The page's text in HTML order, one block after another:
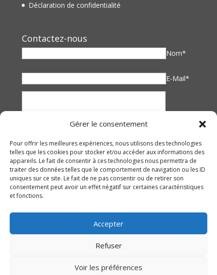
Gérer le consentement
Pour offrir les meilleures expériences, nous utilisons des technologies
telles que les cookies pour stocker et/ou accéder aux informations des
appareils. Le fait de consentir à ces technologies nous permettra de
traiter des données telles que le comportement de navigation ou les ID
uniques sur ce site. Le fait de ne pas consentir ou de retirer son
consentement peut avoir un effet négatif sur certaines caractéristiques
et fonctions.
Accepter
Refuser
Voir les préférences
Déclaration de confidentialité
Contactez-nous
Nom*
E-Mail*